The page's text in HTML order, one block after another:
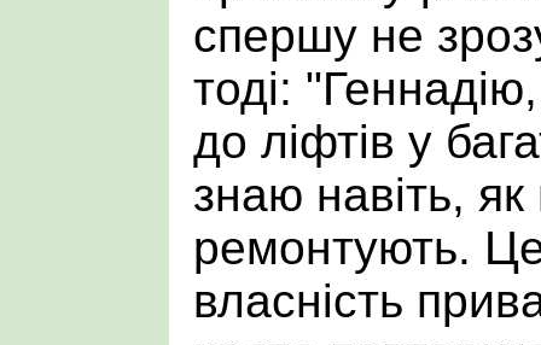
спершу не
тоді:
до ліфтів у
знаю навіть, як
ремонтують.
власність